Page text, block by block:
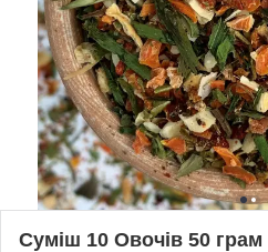
Суміш 10 Овочів 50 грам